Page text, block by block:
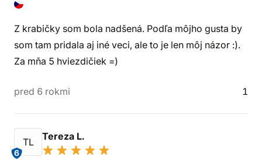
Z krabičky som bola nadšená. Podľa môjho gusta by
som tam pridala aj iné veci, ale to je len môj názor :).
Za mňa 5 hviezdičiek =)
pred 6 rokmi 1
TL
6
Tereza L.